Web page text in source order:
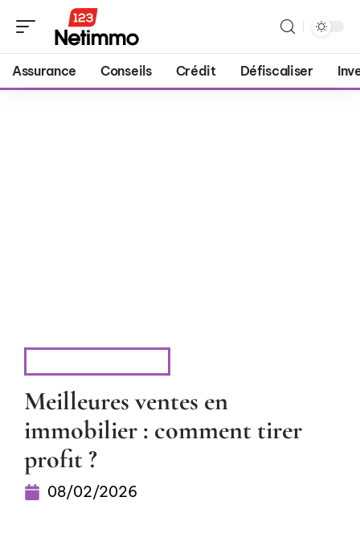
Assurance Conseils Crédit Défiscaliser
Meilleures ventes en
immobilier : comment tirer
profit ?
08/02/2026